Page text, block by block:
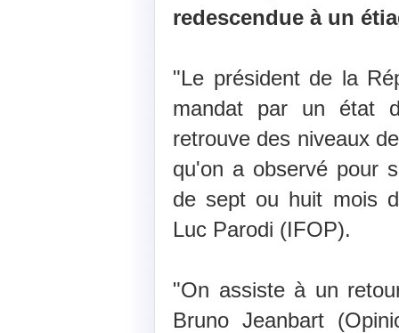
redescendue à un
"Le président de la
mandat par un état
retrouve des niveaux
qu'on a observé pour
de sept ou huit mois
Luc Parodi (IFOP).
"On assiste à un
Bruno Jeanbart